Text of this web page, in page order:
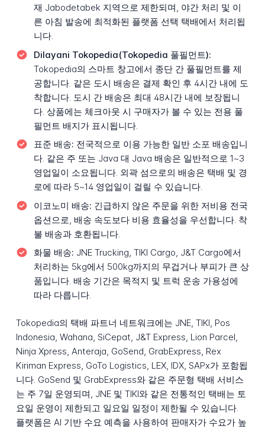
재 Jabodetabek 지역으로 제한되며, 야간 처리 및 이
른 아침 발송에 최적화된 플랫폼 선택 택배에서 처리됩
니다.
Dilayani Tokopedia(Tokopedia 풀필먼트):
Tokopedia의 스마트 창고에서 종단 간 풀필먼트를 제
공합니다. 같은 도시 배송은 결제 확인 후 4시간 내에 도
착합니다. 도시 간 배송은 최대 48시간 내에 보장됩니
다. 상품에는 체크아웃 시 구매자가 볼 수 있는 전용 풀
필먼트 배지가 표시됩니다.
표준 배송: 전국적으로 이용 가능한 일반 소포 배송입니
다. 같은 주 또는 Java 대 Java 배송은 일반적으로 1~3
영업일이 소요됩니다. 외곽 섬으로의 배송은 택배 및 경
로에 따라 5~14 영업일이 걸릴 수 있습니다.
이코노미 배송: 긴급하지 않은 주문을 위한 저비용 전국
옵션으로, 배송 속도보다 비용 효율성을 우선합니다. 착
불 배송과 호환됩니다.
화물 배송: JNE Trucking, TIKI Cargo, J&T Cargo에서
처리하는 5kg에서 500kg까지의 무겁거나 부피가 큰 상
품입니다. 배송 기간은 목적지 및 트럭 운송 가용성에
따라 다릅니다.
Tokopedia의 택배 파트너 네트워크에는 JNE, TIKI, Pos
Indonesia, Wahana, SiCepat, J&T Express, Lion Parcel,
Ninja Xpress, Anteraja, GoSend, GrabExpress, Rex
Kiriman Express, GoTo Logistics, LEX, IDX, SAPx가 포함됩
니다. GoSend 및 GrabExpress와 같은 주문형 택배 서비스
는 주 7일 운영되며, JNE 및 TIKI와 같은 전통적인 택배는 토
요일 운영이 제한되고 일요일 일정이 제한될 수 있습니다.
플랫폼은 AI 기반 수요 예측을 사용하여 판매자가 수요가 높